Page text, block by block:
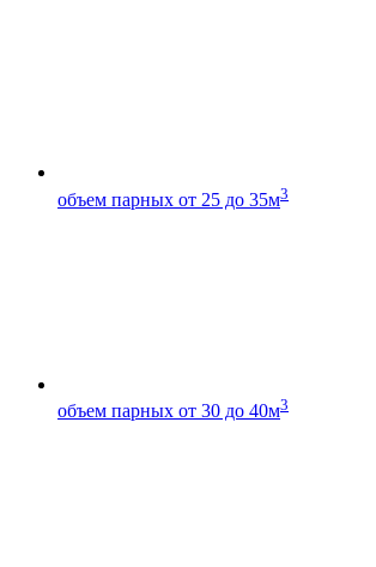
объем парных от 25 до 35м3
объем парных от 30 до 40м3